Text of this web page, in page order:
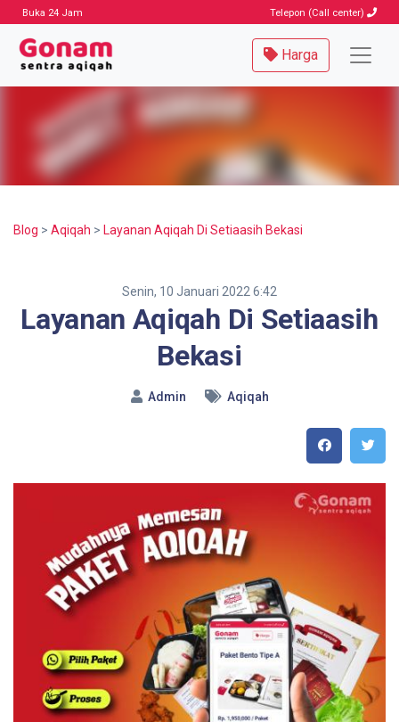
Buka 24 Jam Telepon (Call center)
Harga
Blog > Aqiqah > Layanan Aqiqah Di Setiaasih Bekasi
Senin, 10 Januari 2022 6:42
Layanan Aqiqah Di Setiaasih
Bekasi
Admin Aqiqah